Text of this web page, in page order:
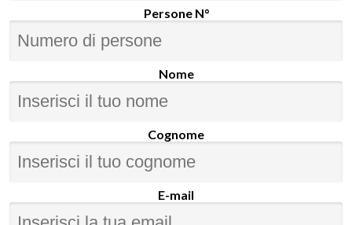
Persone N°
Nome
Cognome
E-mail